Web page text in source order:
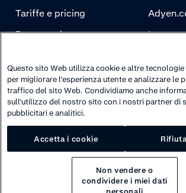
Tariffe e pricing
Pagamenti
Autenticazione
La
Carriere
Questo sito Web utilizza cookie e altre
per migliorare l’esperienza utente e analizzare le
traffico del sito Web. Condividiamo anche
sull’utilizzo del nostro sito con i nostri partner di
pubblicitari e analitici.
Accetta i cookie
Non vendere o
condividere i miei dati